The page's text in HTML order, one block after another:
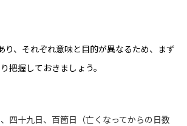
り、それぞれ意味と目的が異なるため、まず
把握しておきましょう。
四十九日、百箇日（亡くなってからの日数